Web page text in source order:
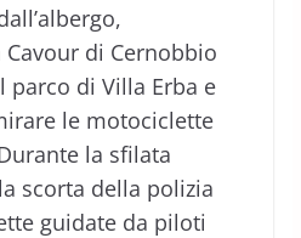
di Cernobbio
parco di Villa Erba e
le motociclette
la sfilata
scorta della polizia
guidate da piloti